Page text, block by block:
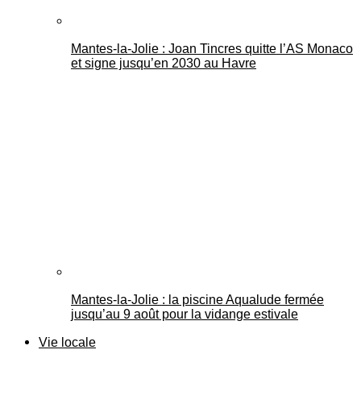
Mantes-la-Jolie : Joan Tincres quitte l’AS Monaco
et signe jusqu’en 2030 au Havre
Mantes-la-Jolie : la piscine Aqualude fermée
jusqu’au 9 août pour la vidange estivale
Vie locale